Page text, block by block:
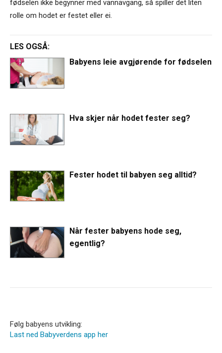
fødselen ikke begynner med vannavgang, så spiller det liten
rolle om hodet er festet eller ei.
LES OGSÅ:
Babyens leie avgjørende for fødselen
Hva skjer når hodet fester seg?
Fester hodet til babyen seg alltid?
Når fester babyens hode seg,
egentlig?
Følg babyens utvikling:
Last ned Babyverdens app her